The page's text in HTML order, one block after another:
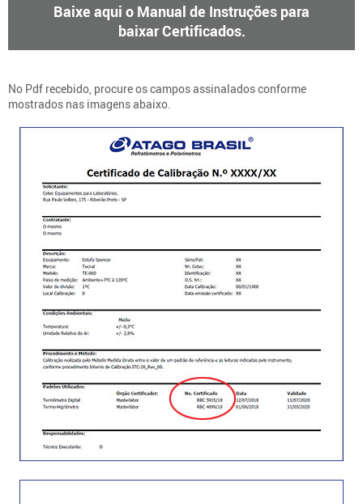
Baixe aqui o Manual de Instruções para
baixar Certificados.
No Pdf recebido, procure os campos assinalados conforme
mostrados nas imagens abaixo.